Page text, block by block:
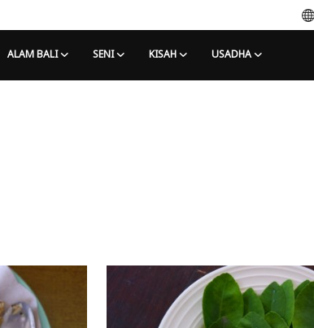
ALAM BALI SENI KISAH USADHA